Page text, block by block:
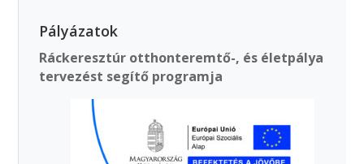
Pályázatok
Ráckeresztúr otthonteremtő-, és életpálya
tervezést segítő programja